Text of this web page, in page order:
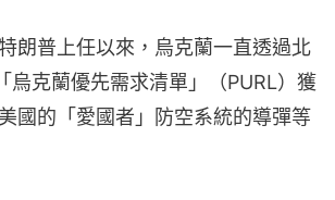
朗普上任以來，烏克蘭一直透過北
烏克蘭優先需求清單」（PURL）獲
國的「愛國者」防空系統的導彈等